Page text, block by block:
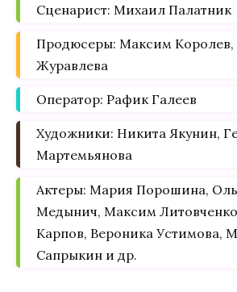
Сценарист: Михаил Палатник
Продюсеры: Максим Королев,
Журавлева
Оператор: Рафик Галеев
Художники: Никита Якунин,
Мартемьянова
Актеры: Мария Порошина,
Медынич, Максим
Карпов, Вероника Устимова,
Сапрыкин и др.